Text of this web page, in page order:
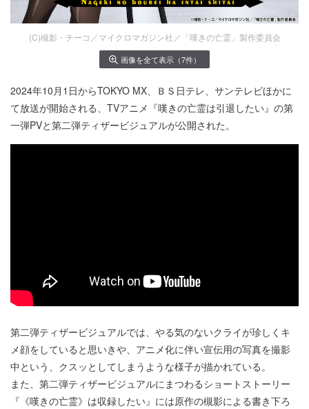
(C)槻影・チーコ／マイクロマガジン社／「嘆きの亡霊」製作委員会
画像を全て表示（7件）
2024年10月1日からTOKYO MX、ＢＳ日テレ、サンテレビほかに
て放送が開始される、TVアニメ『嘆きの亡霊は引退したい』の第
一弾PVと第二弾ティザービジュアルが公開された。
第二弾ティザービジュアルでは、やる気のないクライが珍しくキ
メ顔をしていると思いきや、アニメ化に伴い宣伝用の写真を撮影
中という、クスッとしてしまうような様子が描かれている。
また、第二弾ティザービジュアルにまつわるショートストーリー
『《嘆きの亡霊》は収録したい』には原作の槻影による書き下ろ